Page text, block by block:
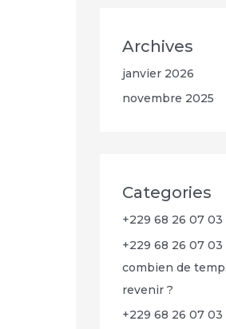
Archives
janvier 2026
novembre 2025
Categories
+229 68 26 07 03
+229 68 26 07
combien de
revenir ?
+229 68 26 07